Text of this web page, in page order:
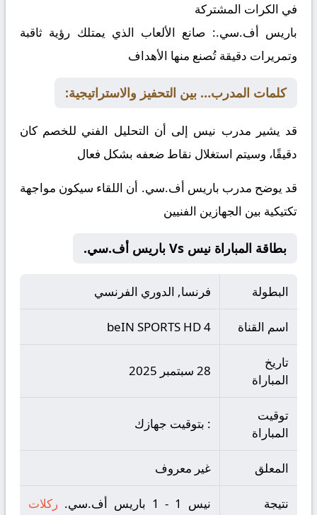
في الكرات المشتركة
باريس أف.سي.: صانع الألعاب الذي يمتلك رؤية ثاقبة
وتمريرات دقيقة تُصنع منها الأهداف
كلمات المدرب… بين التحفيز والاستراتيجية:
قد يشير مدرب نيس إلى أن التحليل الفني للخصم كان
دقيقًا، وسيتم استغلال نقاط ضعفه بشكل فعال
قد يوضح مدرب باريس أف.سي. أن اللقاء سيكون مواجهة
تكتيكية بين الجهازين الفنيين
بطاقة المباراة نيس Vs باريس أف.سي.
البطولة فرنسا, الدوري الفرنسي
اسم القناة beIN SPORTS HD 4
تاريخ
المباراة
28 سبتمبر 2025
توقيت
المباراة
: بتوقيت جهازك
المعلق غير معروف
نتيجة
نيس 1 - 1 باريس أف.سي.
ركلات